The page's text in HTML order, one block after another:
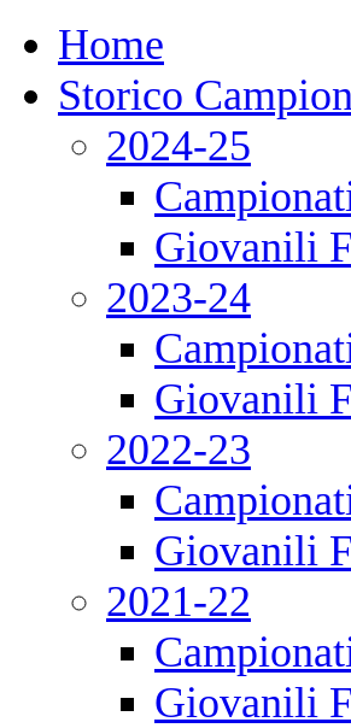
Home
Storico
2024-25
Giovanili
2023-24
Giovanili
2022-23
Giovanili
2021-22
Giovanili